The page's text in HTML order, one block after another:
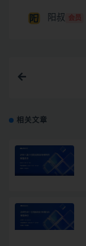
阳叔 会员
相关文章